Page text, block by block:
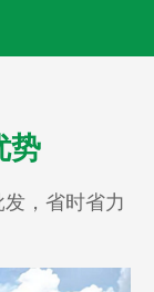
势
，省时省力